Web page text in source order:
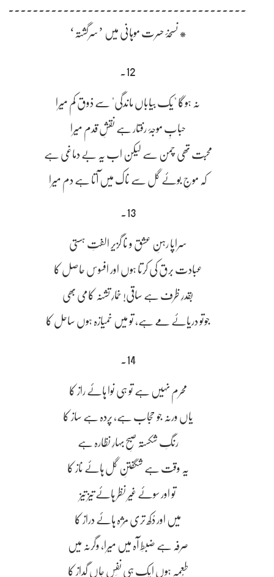
* نسخۂ حسرت موہانی میں ’سرگشتہ‘
12۔
نہ ہوگا "یک بیاباں ماندگی" سے ذوق کم میرا
حبابِ موجۂ رفتار ہے نقشِ قدم میرا
محبت تھی چمن سے لیکن اب یہ بے دماغی ہے
کہ موجِ بوئے گل سے ناک میں آتا ہے دم میرا
13۔
سراپا رہنِ عشق و نا گزیرِ الفتِ ہستی
عبادت برق کی کرتا ہوں اور افسوس حاصل کا
بقدرِ ظرف ہے ساقی! خمارِ تشنہ کامی بھی
جوتو دریائے مے ہے، تو میں خمیازہ ہوں ساحل کا
14۔
محرم نہیں ہے تو ہی نوا ہائے راز کا
یاں ورنہ جو حجاب ہے، پردہ ہے ساز کا
رنگِ شکستہ صبحِ بہارِ نظارہ ہے
یہ وقت ہے شگفتنِ گل ہائے ناز کا
تو اور سوئے غیر نظر ہائے تیز تیز
میں اور دُکھ تری مِژہ ہائے دراز کا
صرفہ ہے ضبطِ آہ میں میرا، وگرنہ میں
طُعمہ ہوں ایک ہی نفَسِ جاں گداز کا